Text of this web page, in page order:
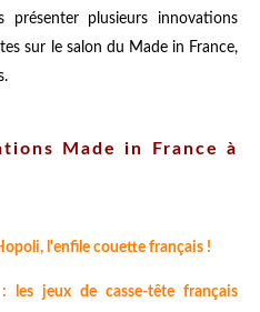
plusieurs innovations
sur le salon du Made in France,
Made in France à
l'enfile couette français !
les jeux de casse-tête français